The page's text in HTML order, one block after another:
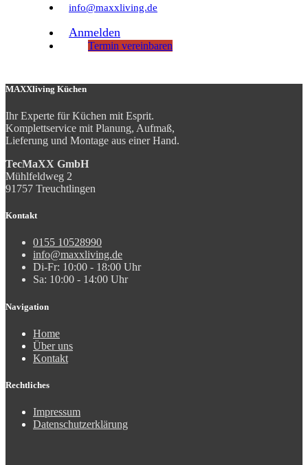
info@maxxliving.de
Anmelden
Termin vereinbaren
MAXXliving Küchen
Ihr Experte für Küchen mit Esprit.
Komplettservice mit Planung, Aufmaß,
Lieferung und Montage aus einer Hand.
TecMaXX GmbH
Mühlfeldweg 2
91757 Treuchtlingen
Kontakt
0155 10528990
info@maxxliving.de
Di-Fr: 10:00 - 18:00 Uhr
Sa: 10:00 - 14:00 Uhr
Navigation
Home
Über uns
Kontakt
Rechtliches
Impressum
Datenschutzerklärung